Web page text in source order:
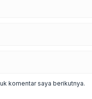
komentar saya berikutnya.